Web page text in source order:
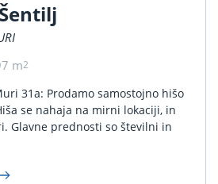
m2
31a: Prodamo samostojno hišo
se nahaja na mirni lokaciji, in
Glavne prednosti so številni in